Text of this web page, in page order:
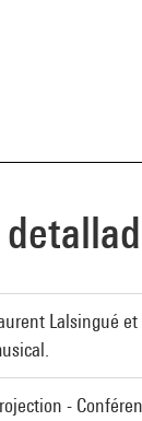
Lalsingué
-